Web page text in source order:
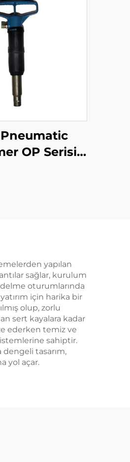
OP Serisi
yapılan
sağlar, kurulum
oturumlarında
için harika bir
olup, zorlu
sert kayalara kadar
ederken temiz ve
sahiptir.
tasarım,
yol açar.